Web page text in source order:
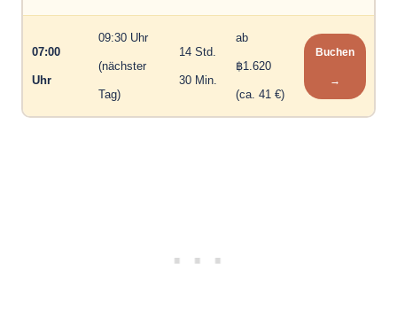
07:00
Uhr
09:30 Uhr
(nächster
Tag)
14 Std.
30 Min.
ab
฿1.620
(ca. 41 €)
Buchen
→